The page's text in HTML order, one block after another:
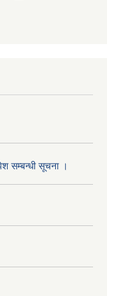
सम्बन्धी सूचना ।